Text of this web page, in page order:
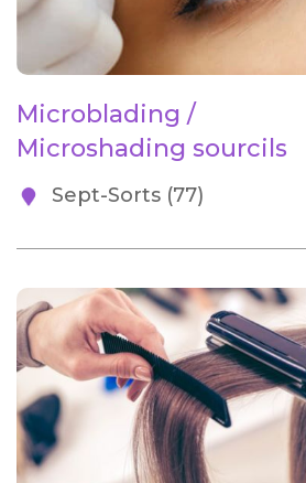
Microblading /
Microshading sourcils
Sept-Sorts (77)